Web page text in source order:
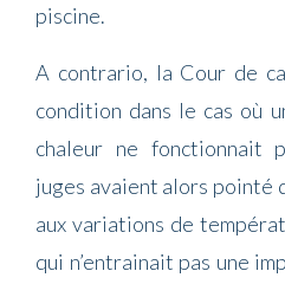
piscine.
A contrario, la Cour de
condition dans le cas où
chaleur ne fonctionnait
juges avaient alors pointé
aux variations de
qui n’entrainait pas une